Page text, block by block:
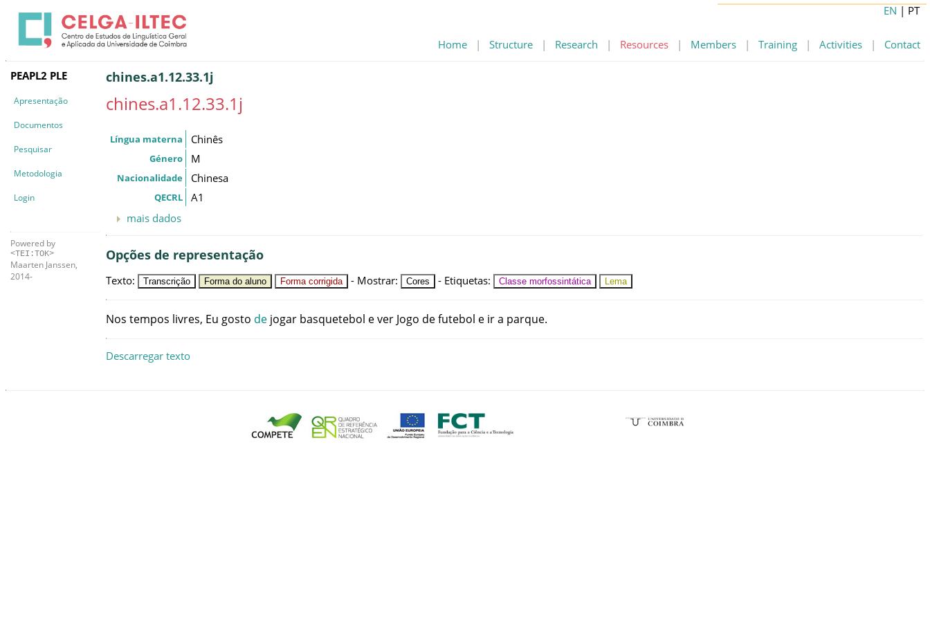
Home | Structure | Research | Resources | Members | Training | Activities | Contact
EN | PT
PEAPL2 PLE
Apresentação
Documentos
Pesquisar
Metodologia
Login
Powered by
<TEI:TOK>
Maarten Janssen,
2014-
chines.a1.12.33.1j
chines.a1.12.33.1j
Língua materna Chinês
Género M
Nacionalidade Chinesa
QECRL
A1
mais dados
Opções de representação
Texto: Transcrição Forma do aluno Forma corrigida - Mostrar: Cores - Etiquetas: Classe morfossintática Lema
Nos tempos livres, Eu gosto de jogar basquetebol ever Jogo defutebol e ira parque.
Descarregar texto